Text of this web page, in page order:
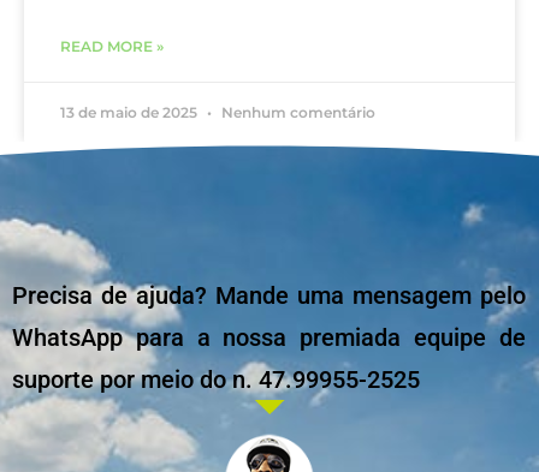
READ MORE »
13 de maio de 2025 Nenhum comentário
Precisa de ajuda? Mande uma mensagem pelo
WhatsApp para a nossa premiada equipe de
suporte por meio do n. 47.99955-2525